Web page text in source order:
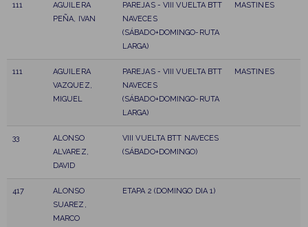
111
AGUILERA
PEÑA, IVAN
PAREJAS - VIII VUELTA BTT
NAVECES
(SÁBADO+DOMINGO-RUTA
LARGA)
MASTINES
111
AGUILERA
VAZQUEZ,
MIGUEL
PAREJAS - VIII VUELTA BTT
NAVECES
(SÁBADO+DOMINGO-RUTA
LARGA)
MASTINES
33
ALONSO
ALVAREZ,
DAVID
VIII VUELTA BTT NAVECES
(SÁBADO+DOMINGO)
417
ALONSO
SUAREZ,
MARCO
ETAPA 2 (DOMINGO DIA 1)